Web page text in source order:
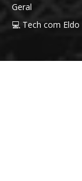
Geral
💻 Tech com Eldo